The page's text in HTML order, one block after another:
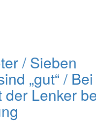
/ Sieben
„gut“ / Bei
Lenker